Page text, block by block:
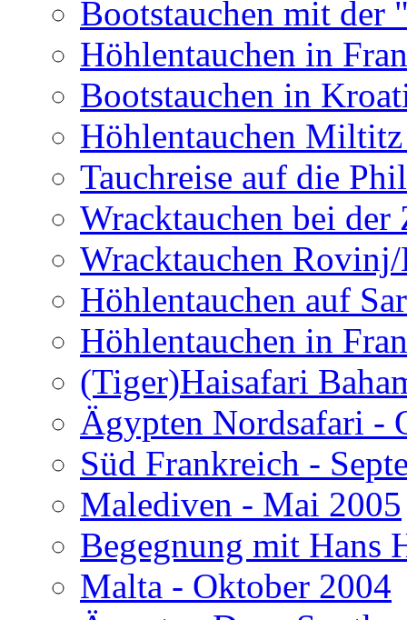
Bootstauchen mit
Höhlentauchen in
Bootstauchen in
Höhlentauchen
Tauchreise auf die
Wracktauchen bei der
Wracktauchen
Höhlentauchen auf
Höhlentauchen in
(Tiger)Haisafari
Ägypten Nordsafari -
Süd Frankreich -
Malediven - Mai 2005
Begegnung mit Hans
Malta - Oktober 2004